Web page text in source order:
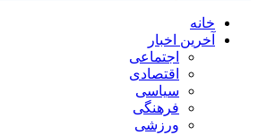
خانه
آخرین اخبار
اجتماعی
اقتصادی
سیاسی
فرهنگی
ورزشی